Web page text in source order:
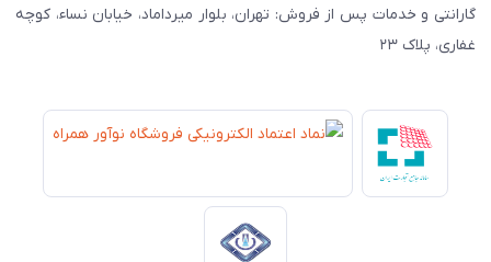
گارانتی و خدمات پس از فروش: تهران، بلوار میرداماد، خیابان نساء، کوچه
غفاری، پلاک ۲۳